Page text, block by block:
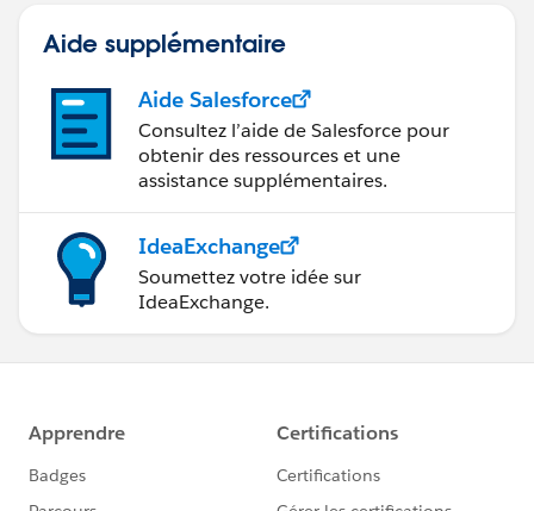
Aide supplémentaire
Aide Salesforce
Consultez l’aide de Salesforce pour
obtenir des ressources et une
assistance supplémentaires.
IdeaExchange
Soumettez votre idée sur
IdeaExchange.